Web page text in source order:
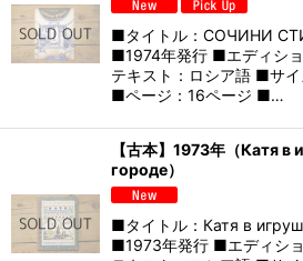
■タイトル：СОЧИНИ
■1974年発行 ■エディシ
テキスト：ロシア語 ■サ
■ページ：16ページ ■…
【古本】1973年（Катя
городе）
■タイトル：Катя в
■1973年発行 ■エディシ